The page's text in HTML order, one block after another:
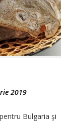
2019
Bulgaria şi